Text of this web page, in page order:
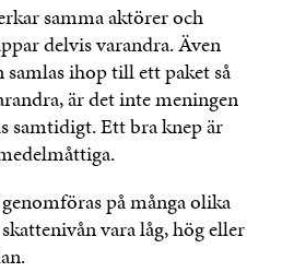
samma aktörer och
delvis varandra. Även
ihop till ett paket så
är det inte meningen
samtidigt. Ett bra knep är
på många olika
vara låg, hög eller